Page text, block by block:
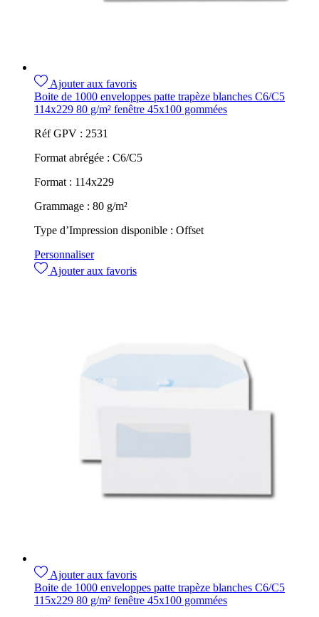
Ajouter aux favoris
Boite de 1000 enveloppes patte trapèze blanches C6/C5
114x229 80 g/m² fenêtre 45x100 gommées
Réf GPV : 2531
Format abrégée : C6/C5
Format : 114x229
Grammage : 80 g/m²
Type d’Impression disponible : Offset
Personnaliser
Ajouter aux favoris
Ajouter aux favoris
Boite de 1000 enveloppes patte trapèze blanches C6/C5
115x229 80 g/m² fenêtre 45x100 gommées